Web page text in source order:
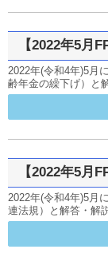
【2022年5月
2022年(令和4年)5月
齢年金の繰下げ）と
【2022年5月
2022年(令和4年)5月
連法規）と解答・解